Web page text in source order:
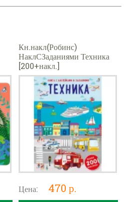
Кн.накл(Робинс)
НаклСЗаданиями Техника
[200+накл.]
Цена: 470 р.